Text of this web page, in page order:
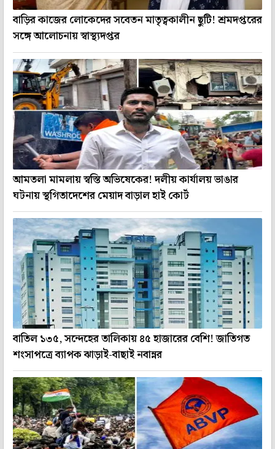
বাড়ির কাজের লোকেদের সবেতন মাতৃত্বকালীন ছুটি! শ্রমদপ্তরের
সঙ্গে আলোচনায় স্বাস্থ্যদপ্তর
আমতলা মামলায় স্বস্তি অভিষেকের! দলীয় কার্যালয় ভাঙার
ঘটনায় স্থগিতাদেশের মেয়াদ বাড়াল হাই কোর্ট
বাতিল ১৩৫, সন্দেহের তালিকায় ৪৫ হাজারের বেশি! জাতিগত
শংসাপত্রে ব্যাপক ঝাড়াই-বাছাই নবান্নর